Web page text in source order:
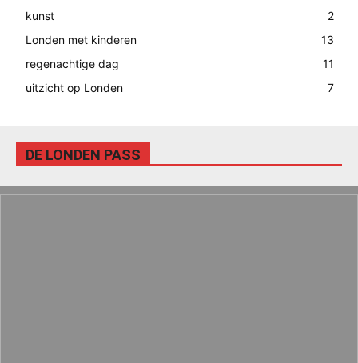
kunst
2
Londen met kinderen
13
regenachtige dag
11
uitzicht op Londen
7
DE LONDEN PASS